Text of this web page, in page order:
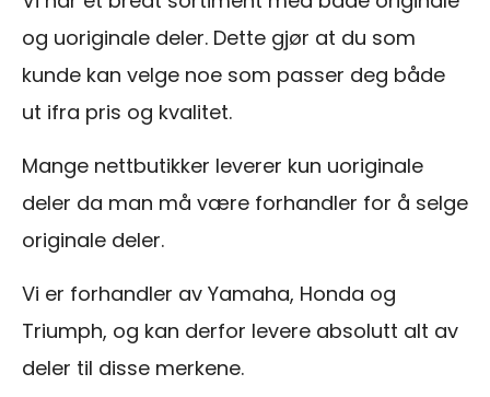
og uoriginale deler. Dette gjør at du som
kunde kan velge noe som passer deg både
ut ifra pris og kvalitet.
Mange nettbutikker leverer kun uoriginale
deler da man må være forhandler for å selge
originale deler.
Vi er forhandler av Yamaha, Honda og
Triumph, og kan derfor levere absolutt alt av
deler til disse merkene.